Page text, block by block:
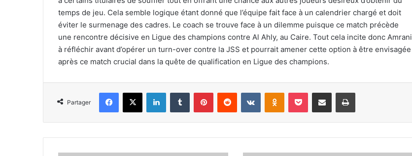
temps de jeu. Cela semble logique étant donné que l’équipe fait face à un calendrier chargé et doit
éviter le surmenage des cadres. Le coach se trouve face à un dilemme puisque ce match précède
une rencontre décisive en Ligue des champions contre Al Ahly, au Caire. Tout cela incite donc Amrani
à réfléchir avant d’opérer un turn-over contre la JSS et pourrait amener cette option à être envisagée
après ce match crucial dans la quête de qualification en Ligue des champions.
Partager
Facebook
X LinkedinTumblr PinterestReddit VKontakteOdnoklassniki
Pocket Partager par email Imprimer